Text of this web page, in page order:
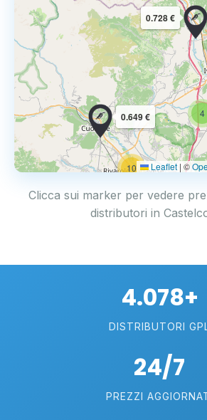
10
4
0.649 €
0.728 €
Leaflet | ©
Clicca sui marker per vedere
distributori in
4.078+
DISTRIBUTORI
24/7
PREZZI